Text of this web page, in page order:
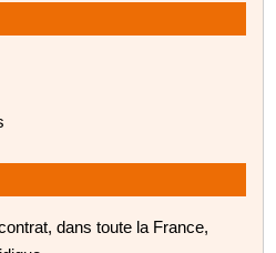
dans toute la France,